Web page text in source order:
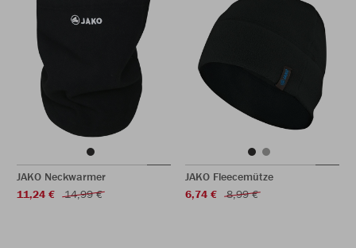
JAKO Neckwarmer
11,24 €
14,99 €
JAKO Fleecemütze
6,74 €
8,99 €